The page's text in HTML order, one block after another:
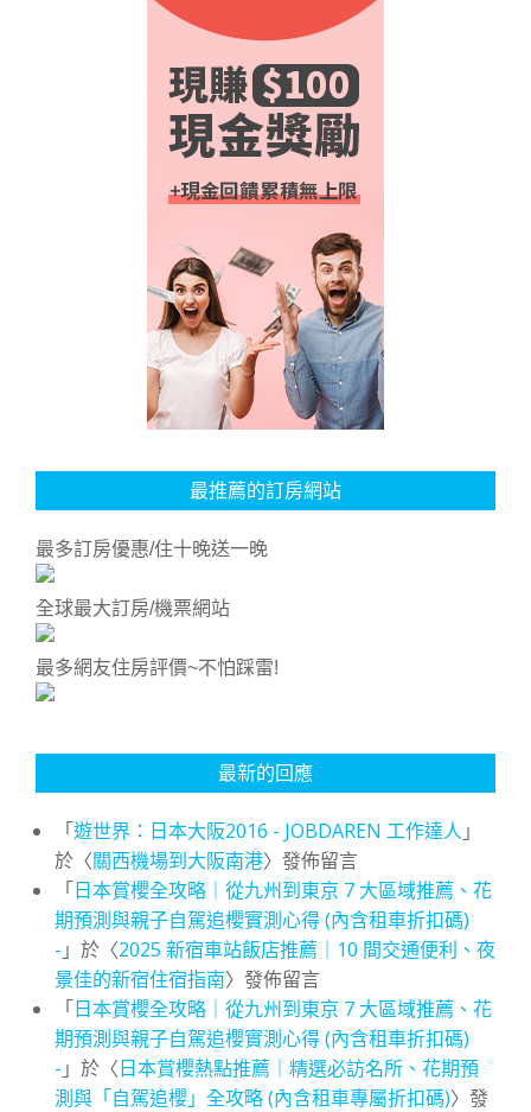
最推薦的訂房網站
最多訂房優惠/住十晚送一晚
全球最大訂房/機票網站
最多網友住房評價~不怕踩雷!
最新的回應
「遊世界：日本大阪2016 - JOBDAREN 工作達人 」
於〈關西機場到大阪南港〉發佈留言
「日本賞櫻全攻略｜從九州到東京 7 大區域推薦、花
期預測與親子自駕追櫻實測心得 (內含租車折扣碼)
- 」於〈2025 新宿車站飯店推薦｜10 間交通便利、夜
景佳的新宿住宿指南〉發佈留言
「日本賞櫻全攻略｜從九州到東京 7 大區域推薦、花
期預測與親子自駕追櫻實測心得 (內含租車折扣碼)
- 」於〈日本賞櫻熱點推薦｜精選必訪名所、花期預
測與「自駕追櫻」全攻略 (內含租車專屬折扣碼)〉發